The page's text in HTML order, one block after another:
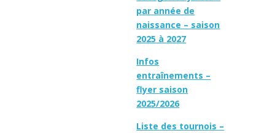
par année de
naissance – saison
2025 à 2027
Infos
entraînements –
flyer saison
2025/2026
Liste des tournois –